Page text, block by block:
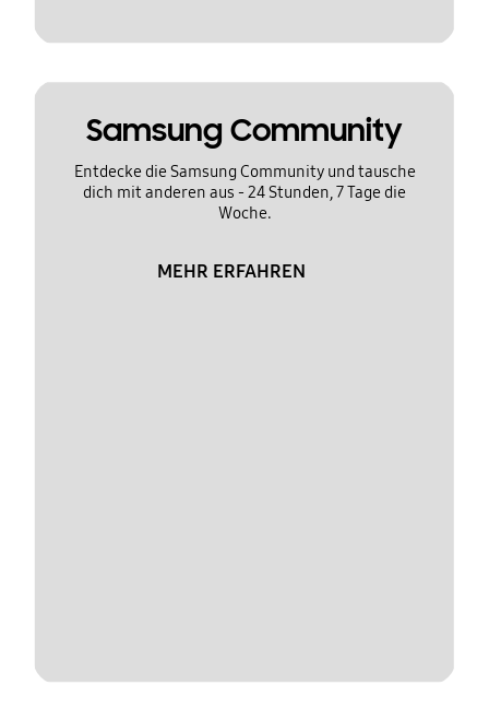
Samsung Community
Entdecke die Samsung Community und tausche
dich mit anderen aus - 24 Stunden, 7 Tage die
Woche.
MEHR ERFAHREN